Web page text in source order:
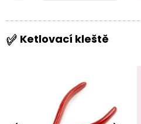
Ketlovací kleště